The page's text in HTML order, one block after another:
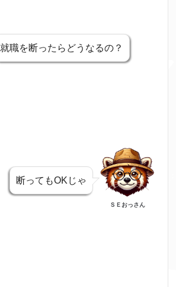
就職を断ったらどうなるの？
断ってもOKじゃ
ＳＥおっさん